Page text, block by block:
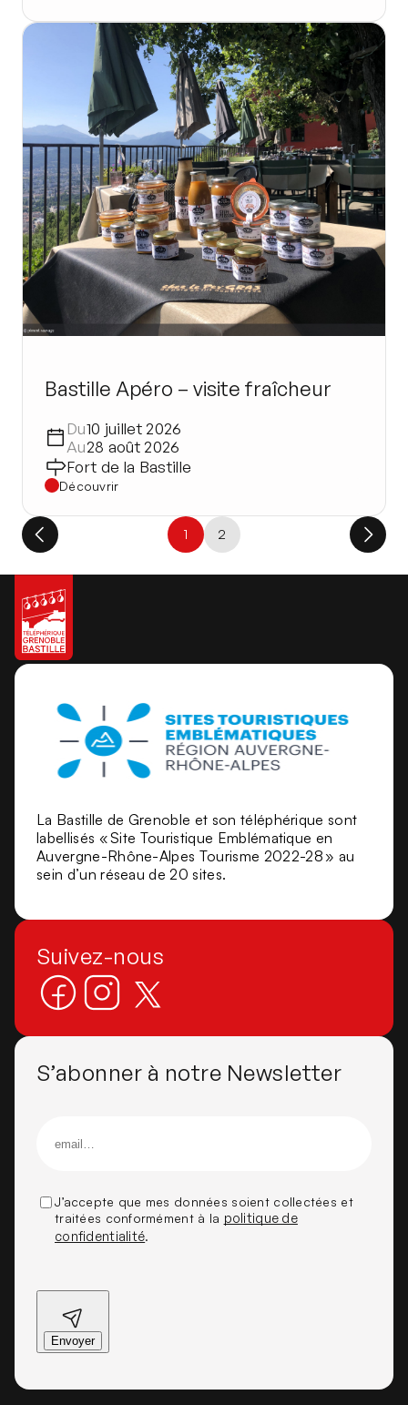
Bastille Apéro – visite fraîcheur
Du10 juillet 2026
Au28 août 2026
Fort de la Bastille
Découvrir
1 2
La Bastille de Grenoble et son téléphérique sont
labellisés « Site Touristique Emblématique en
Auvergne-Rhône-Alpes Tourisme 2022-28 » au
sein d’un réseau de 20 sites.
Suivez-nous
S’abonner à notre Newsletter
J’accepte que mes données soient collectées et
traitées conformément à la politique de
confidentialité.